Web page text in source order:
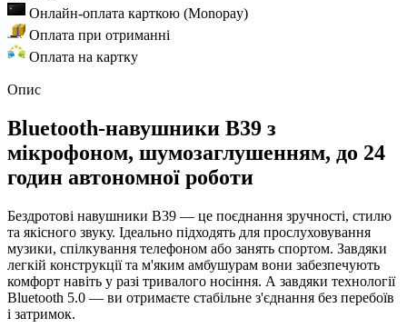
Онлайн-оплата карткою (Monopay)
Оплата при отриманні
Оплата на картку
Опис
Bluetooth-навушники B39 з
мікрофоном, шумозаглушенням, до 24
годин автономної роботи
Бездротові навушники B39 — це поєднання зручності, стилю
та якісного звуку. Ідеально підходять для прослуховування
музики, спілкування телефоном або занять спортом. Завдяки
легкій конструкції та м'яким амбушурам вони забезпечують
комфорт навіть у разі тривалого носіння. А завдяки технології
Bluetooth 5.0 — ви отримаєте стабільне з'єднання без перебоїв
і затримок.